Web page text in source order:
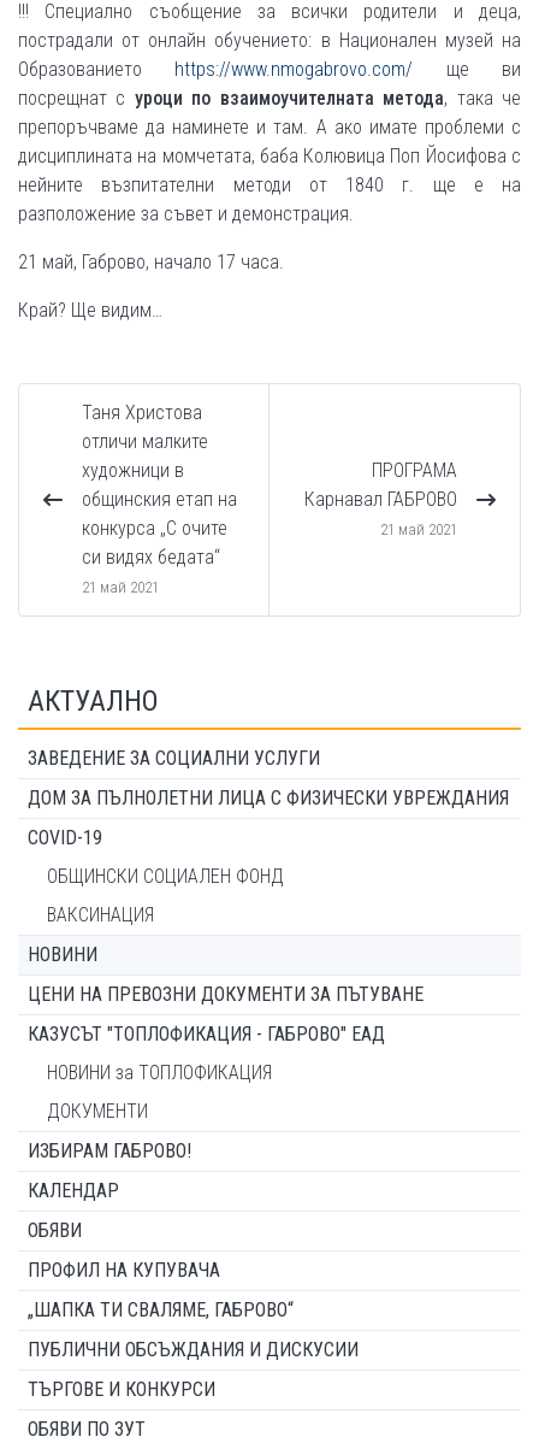
!!! Специално съобщение за всички родители и деца,
пострадали от онлайн обучението: в Национален музей на
Образованието https://www.nmogabrovo.com/ ще ви
посрещнат с уроци по взаимоучителната метода, така че
препоръчваме да наминете и там. А ако имате проблеми с
дисциплината на момчетата, баба Колювица Поп Йосифова с
нейните възпитателни методи от 1840 г. ще е на
разположение за съвет и демонстрация.
21 май, Габрово, начало 17 часа.
Край? Ще видим…
Таня Христова
отличи малките
художници в
общинския етап на
конкурса „С очите
си видях бедата“
21 май 2021
ПРОГРАМА
Карнавал ГАБРОВО
21 май 2021
АКТУАЛНО
ЗАВЕДЕНИЕ ЗА СОЦИАЛНИ УСЛУГИ
ДОМ ЗА ПЪЛНОЛЕТНИ ЛИЦА С ФИЗИЧЕСКИ УВРЕЖДАНИЯ
COVID-19
ОБЩИНСКИ СОЦИАЛЕН ФОНД
ВАКСИНАЦИЯ
НОВИНИ
ЦЕНИ НА ПРЕВОЗНИ ДОКУМЕНТИ ЗА ПЪТУВАНЕ
КАЗУСЪТ "ТОПЛОФИКАЦИЯ - ГАБРОВО" ЕАД
НОВИНИ за ТОПЛОФИКАЦИЯ
ДОКУМЕНТИ
ИЗБИРАМ ГАБРОВО!
КАЛЕНДАР
ОБЯВИ
ПРОФИЛ НА КУПУВАЧА
„ШАПКА ТИ СВАЛЯМЕ, ГАБРОВО“
ПУБЛИЧНИ ОБСЪЖДАНИЯ И ДИСКУСИИ
ТЪРГОВЕ И КОНКУРСИ
ОБЯВИ ПО ЗУТ